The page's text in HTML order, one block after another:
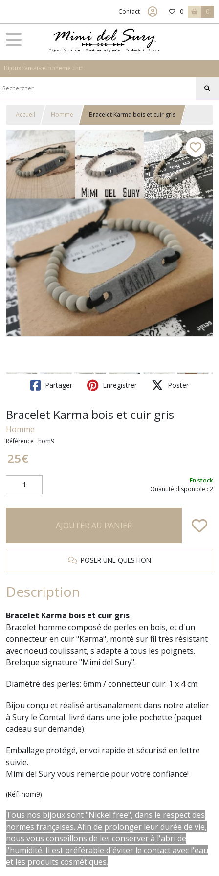
Contact 0 0
Bijoux fantaisie bohème chic
Accueil Homme Bracelet Karma bois et cuir gris
Partager Enregistrer Poster
Bracelet Karma bois et cuir gris
Homme
Référence : hom9
25€
En stock
Quantité disponible : 2
AJOUTER AU PANIER
POSER UNE QUESTION
Description
Bracelet Karma bois et cuir gris
Bracelet homme composé de perles en bois, et d'un
connecteur en cuir "Karma", monté sur fil très résistant
avec noeud coulissant, s'adapte à tous les poignets.
Breloque signature "Mimi del Sury".
Diamètre des perles: 6mm / connecteur cuir: 1 x 4 cm.
Bijou conçu et réalisé artisanalement dans notre atelier
à Sury le Comtal, livré dans une jolie pochette (paquet
cadeau sur demande).
Emballage protégé, envoi rapide et sécurisé en lettre
suivie.
Mimi del Sury vous remercie pour votre confiance!
(Réf: hom9)
Tous nos bijoux sont "Nickel free", dans le respect des
normes françaises. Afin de prolonger leur durée de vie,
nous vous conseillons de les conserver à l'abri de
l'humidité. Il est préférable d'éviter le contact avec l'eau
et les produits cosmétiques.